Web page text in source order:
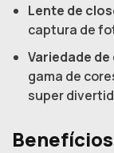
Lente de
captura de
Variedade
gama de
super